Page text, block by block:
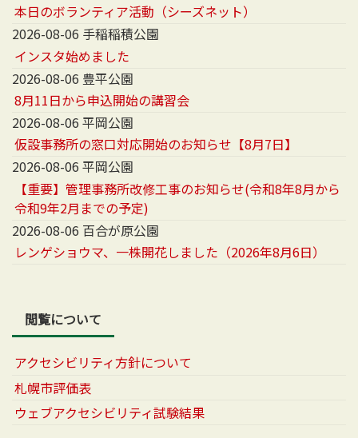
本日のボランティア活動（シーズネット）
2026-08-06 手稲稲積公園
インスタ始めました
2026-08-06 豊平公園
8月11日から申込開始の講習会
2026-08-06 平岡公園
仮設事務所の窓口対応開始のお知らせ【8月7日】
2026-08-06 平岡公園
【重要】管理事務所改修工事のお知らせ(令和8年8月から
令和9年2月までの予定)
2026-08-06 百合が原公園
レンゲショウマ、一株開花しました（2026年8月6日）
閲覧について
アクセシビリティ方針について
札幌市評価表
ウェブアクセシビリティ試験結果